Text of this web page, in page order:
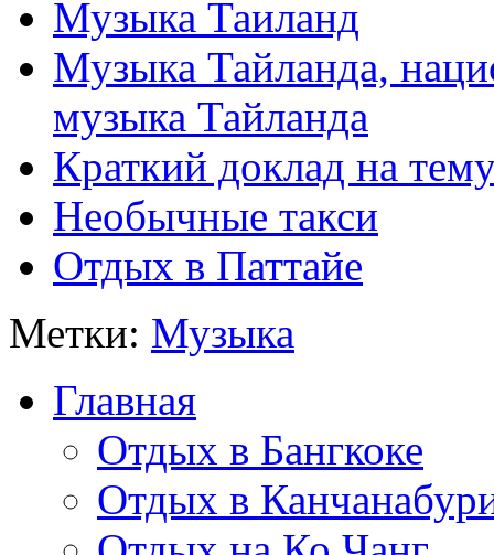
Музыка Таиланд
Музыка Тайланда,
музыка Тайланда
Краткий доклад на
Необычные такси
Отдых в Паттайе
Метки: Музыка
Главная
Отдых в Бангкоке
Отдых в